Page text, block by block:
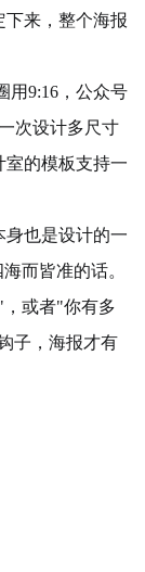
下来，整个海报
用9:16，公众号
次设计多尺寸
室的模板支持一
身也是设计的一
而皆准的话。
或者"你有多
子，海报才有